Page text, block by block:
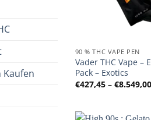
90 % THC VAPE PEN
Vader THC Vape –
Pack – Exotics
€427,45 – €8.549,00